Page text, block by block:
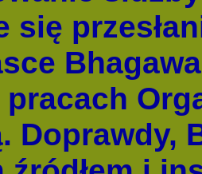
się
pracach
Doprawdy,